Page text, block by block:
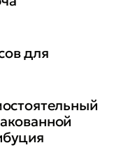
для